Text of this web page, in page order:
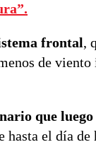
frontal,
de
que
hasta el día